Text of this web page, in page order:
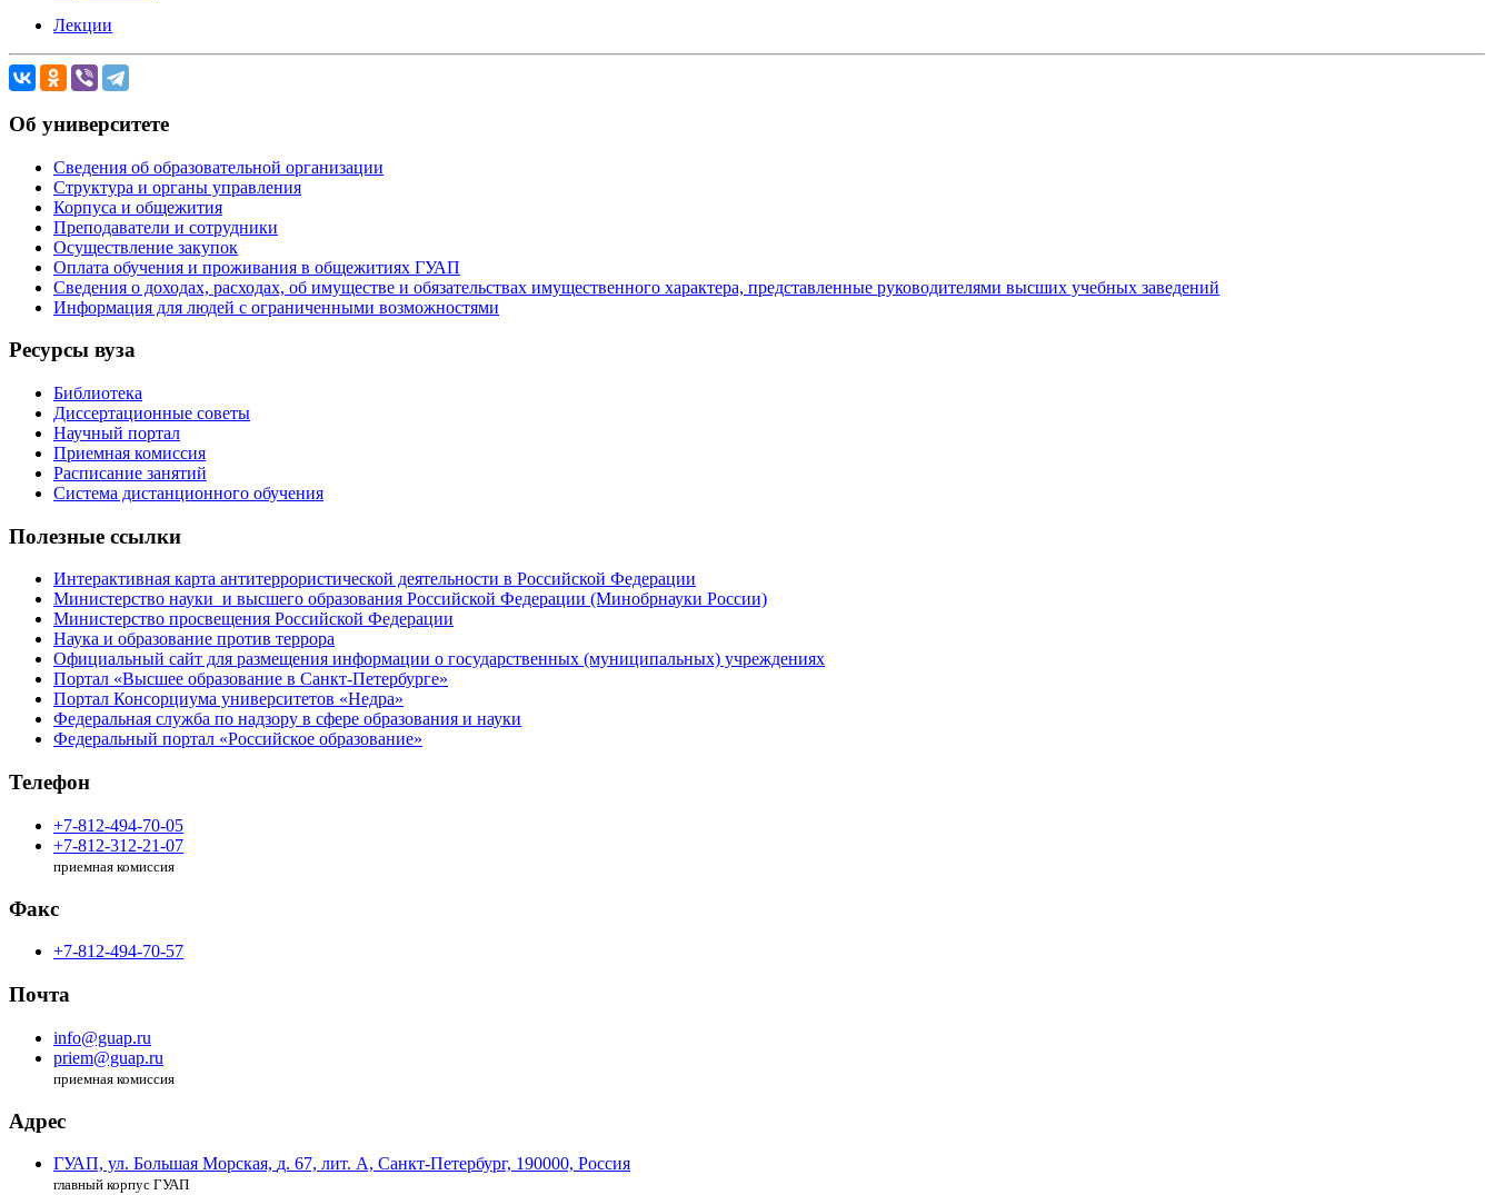
Лекции
Об университете
Сведения об образовательной организации
Структура и органы управления
Корпуса и общежития
Преподаватели и сотрудники
Осуществление закупок
Оплата обучения и проживания в общежитиях ГУАП
Сведения о доходах, расходах, об имуществе и обязательствах имущественного характера, представленные руководителями высших учебных заведений
Информация для людей с ограниченными возможностями
Ресурсы вуза
Библиотека
Диссертационные советы
Научный портал
Приемная комиссия
Расписание занятий
Система дистанционного обучения
Полезные ссылки
Интерактивная карта антитеррористической деятельности в Российской Федерации
Министерство науки и высшего образования Российской Федерации (Минобрнауки России)
Министерство просвещения Российской Федерации
Наука и образование против террора
Официальный сайт для размещения информации о государственных (муниципальных) учреждениях
Портал «Высшее образование в Санкт-Петербурге»
Портал Консорциума университетов «Недра»
Федеральная служба по надзору в сфере образования и науки
Федеральный портал «Российское образование»
Телефон
+7-812-494-70-05
+7-812-312-21-07
приемная комиссия
Факс
+7-812-494-70-57
Почта
info@guap.ru
priem@guap.ru
приемная комиссия
Адрес
ГУАП, ул. Большая Морская, д. 67, лит. А, Санкт-Петербург, 190000, Россия
главный корпус ГУАП